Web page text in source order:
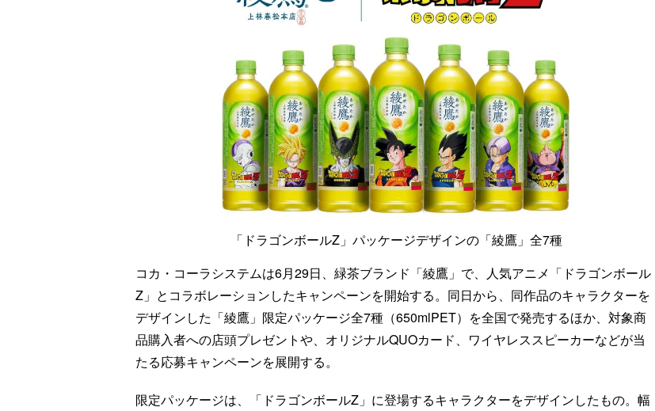
「ドラゴンボールZ」パッケージデザインの「綾鷹」全7種
コカ・コーラシステムは6月29日、緑茶ブランド「綾鷹」で、人気アニメ「ドラゴンボール
Z」とコラボレーションしたキャンペーンを開始する。同日から、同作品のキャラクターを
デザインした「綾鷹」限定パッケージ全7種（650mlPET）を全国で発売するほか、対象商
品購入者への店頭プレゼントや、オリジナルQUOカード、ワイヤレススピーカーなどが当
たる応募キャンペーンを展開する。
限定パッケージは、「ドラゴンボールZ」に登場するキャラクターをデザインしたもの。幅